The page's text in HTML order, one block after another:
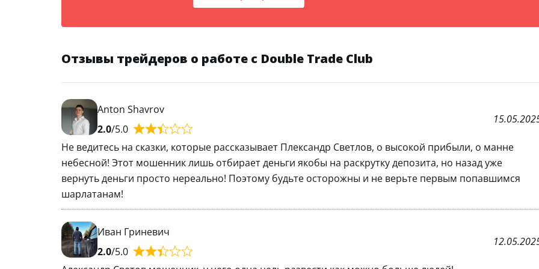
Отзывы трейдеров о работе с Double Trade Club
Anton Shavrov
2.0/5.0
Не ведитесь на сказки, которые рассказывает Плександр Светлов, о высокой прибыли, о манне
небесной! Этот мошенник лишь отбирает деньги якобы на раскрутку депозита, но назад уже
вернуть деньги просто нереально! Поэтому будьте осторожны и не верьте первым попавшимся
шарлатанам!
Иван Гриневич
2.0/5.0